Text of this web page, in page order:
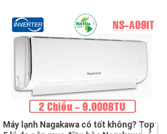
Máy lạnh Nagakawa có tốt không? Top